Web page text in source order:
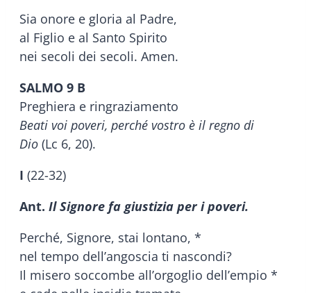
Sia onore e gloria al Padre,
al Figlio e al Santo Spirito
nei secoli dei secoli. Amen.
SALMO 9 B
Preghiera e ringraziamento
Beati voi poveri, perché vostro è il regno di
Dio (Lc 6, 20).
I (22-32)
Ant. Il Signore fa giustizia per i poveri.
Perché, Signore, stai lontano, *
nel tempo dell’angoscia ti nascondi?
Il misero soccombe all’orgoglio dell’empio *